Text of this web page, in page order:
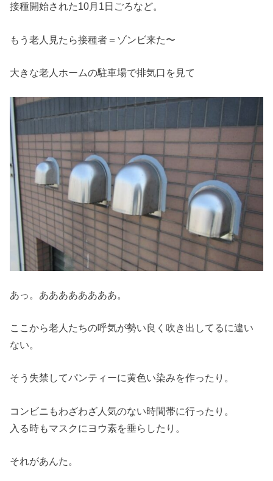
接種開始された10月1日ごろなど。
もう老人見たら接種者＝ゾンビ来た〜
大きな老人ホームの駐車場で排気口を見て
あっ。ああああああああ。
ここから老人たちの呼気が勢い良く吹き出してるに違い
ない。
そう失禁してパンティーに黄色い染みを作ったり。
コンビニもわざわざ人気のない時間帯に行ったり。
入る時もマスクにヨウ素を垂らしたり。
それがあんた。